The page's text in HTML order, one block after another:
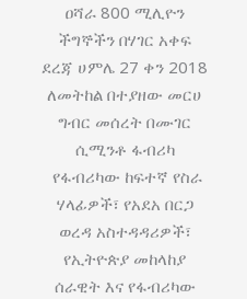
ዐሻራ 800 ሚሊዮን
ችግኞችን በሃገር አቀፍ
ደረጃ ሀምሌ 27 ቀን 2018
ለመትከል በተያዘው መርሀ
ግብር መሰረት በሙገር
ሲሚንቶ ፋብሪካ
የፋብሪካው ከፍተኛ የስራ
ሃላፊዎች፣ የአደአ በርጋ
ወረዳ አስተዳዳሪዎች፣
የኢትዮጵያ መከላከያ
ሰራዊት እና የፋብሪካው